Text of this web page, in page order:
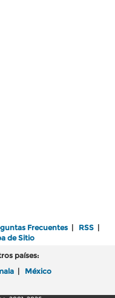
Frecuentes | RSS |
de Sitio
países:
| México